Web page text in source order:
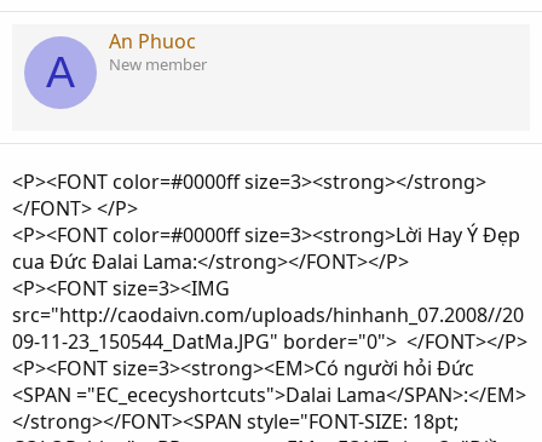
A
An Phuoc
New member
<P><FONT color=#0000ff size=3><strong></strong>
</FONT> </P>
<P><FONT color=#0000ff size=3><strong>Lời Hay Ý Đẹp
cua Đức Đalai Lama:</strong></FONT></P>
<P><FONT size=3><IMG
src="http://caodaivn.com/uploads/hinhanh_07.2008//20
09-11-23_150544_DatMa.JPG" border="0"> </FONT></P>
<P><FONT size=3><strong><EM>Có người hỏi Đức
<SPAN ="EC_ececyshortcuts">Dalai Lama</SPAN>:</EM>
</strong></FONT><SPAN style="FONT-SIZE: 18pt;